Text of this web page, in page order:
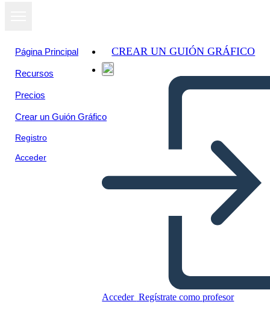
Página Principal
Recursos
Precios
Crear un Guión Gráfico
Registro
Acceder
CREAR UN GUIÓN GRÁFICO
Acceder Regístrate como profesor
Copie este guión gráfico